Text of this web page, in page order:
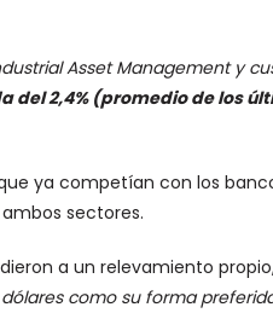
Asset Management y
2,4% (promedio de los
ya competían con los
sectores.
a un relevamiento
como su forma